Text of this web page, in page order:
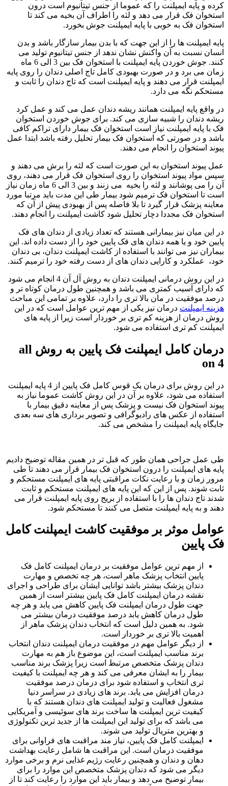
کرده و پایه ایمپلنت را که عموما از جنس تیتانیوم است درون
استخوان فک قرار می دهد و لثه را اطراف آن بخیه می کند تا
استخوان فک به خوبی با پایه ایمپلنت جوش بخورد.
پایه ایمپلنت ها را از این جهت که با بدن بیمار سازگار باشد و بدن
انسان نسبت به آن واکنش نشان ندهد از جنس تیتانیوم تولید می
کنند. جوش خوردن پایه ایمپلنت با استخوان فک بین 3 الی 6 ماه
زمان می برد و در صورت بهبودی کامل تاج اصلی دندان را روی پایه
ایمپلنت قرار می دهند و پایه ایمپلنت است که تاج دندان را ثابت و
مستحکم نگه می دارد.
در واقع پایه ایمپلنت همانند ریشه دندان عمل می کند و عمل کرد
ریشه دندان را شبیه سازی می کند. برای جوش خوردن استخوان
فک با پایه ایمپلنت نیاز است استخوان فک بیمار دارای تراکم کافی
باشد و در صورتی که استخوان فک بیمار تحلیل رفته باشد ابتدا عمل
پیوند استخوان را انجام می دهند.
عمل پیوند استخوان به این صورت است که لثه را برش می دهند و
سپس مواد پیوند استخوان را روی استخوان فک قرار می دهند، روی
آن را می پوشانند و لثه را بخیه می زنند و بین 3 الی 6 ماه زمان نیاز
است تا استخوان فک ترمیم شود بیمار طی این مدت باید مرتبا مورد
معاینه پزشک قرار گیرد تا بلا فاصله پس از بهبودی پیش از آن که
استخوان فک مجددا دچار تحلیل شود کاشت ایمپلنت را انجام دهند.
در این میان نیز بیمارانی هستند که تعداد زیادی از دندان های فک
پایین خود و یا همه دندان های فک پایین خود را از دست داده اند. این
بیماران نیز می توانند با استفاده از کاشت ایمپلنت دندان، بی دندان
خود، عملکرد و کارایی دندان های از دست رفته خود را ترمیم کنند.
در این روش درمانی ایمپلنت دندان به روش آل آن 4 انجام می شود
که دارای آسیب کمتری می باشد و همچنین طول درمان کوتاه تر و
درصد موفقیت در مان بالا تری را دارد، علاوه بر تمامی این مباحث
هزینه ایمپلنت درمان نیز یکی از مهم ترین عوامل است که در این
روش درمان از هزینه کم تری بر خوردار است زیرا از پایه های
ایمپلنت کم تری استفاده می شود.
درمان کامل ایمپلنت فک پایین به روش all
on 4
در این روش برای درمان یک قوس کامل فک پایین از 4 پایه ایمپلنت
استفاده می شود، علاوه بر آن در این روش کاشت عموما نیاز به
پیوند استخوان فک نیست و پزشک پس از معاینه دقیق بیمار با
استفاده از عکس های رادیوگرافی و تصویر برداری های سه بعدی
جایگاه پایه ایمپلنت را مشخص می کند.
طی عمل جراحی همان طور که قبل تر در همین مقاله توضیح دادیم
پایه های ایمپلنت را درون استخوان فک بیمار قرار می دهند تا طی
مرور زمان و با رعایت نکات مراقبتی پایه های ایمپلنت مستحکم و
ثابت شوند. پس از این که این پایه های ایمپلنت مستحکم و ثابت
شدند تاج دندان ها را با استفاده از بریج روی پایه ایمپلنت قرار می
دهند و به پایه ایمپلنت متصل می کنند تا مستحکم شود.
عوامل موثر بر موفقیت کاشت ایمپلنت کامل
فک پایین
از مهم ترین عوامل موفقیت بر درمان ایمپلنت کامل فک
پایین انتخاب پزشک ماهر است، هر چه تخصص و مهارت
دندان پزشک بیشتر باشد توانایی ایشان برای طراحی و اجرای
نقشه درمان ایمپلنت کامل فک پایین بیشتر است از همین
جهت طول درمان ایمپلنت فک پایین کاهش می یابد و هر چه
طول درمان کاهش یابد درصد موفقیت درمان بیشتر می
شود. به همین دلیل است که انتخاب دندان پزشک ماهر از
اهمیت بالا تری بر خوردار است.
از دیگر عوامل مهم در موفقیت درمان ایمپلنت دندان انتخاب
برند مناسب ایمپلنت است، این موضوع باز هم به مهارت
دندان پزشک متخصص مرتبط است زیرا پزشک برند مناسب
بیمار را به ایشان معرفی می کند و هر چه ایمپلنت با کیفیت
تری انتخاب و استفاده شود برای درمان درصد موفقیت
درمان افزایش می یابد. برند های زیادی در سراسر دنیا
مشغول فعالیت و تولید ایمپلنت های دندان هستند که با
کیفیت ترین ایمپلنت ها ساخت برند های سوئیسی و آمریکایی
می باشد که برای تولید این ایمپلنت ها از جدید ترین تکنولوژی
و بهترین متریال تولید می شوند.
ایمپلنت کامل فک پایین، نیاز مند مراقبت های فراوانی برای
موفقیت درمان است. این مراقبت ها شامل رعایت بهداشت
دهان و دندان و همچنین رعایت رژیم غذایی نرم و برخی موارد
دیگر می شود که دندان پزشک متخصص این موارد را برای
بیمار توضیح می دهد و بیمار باید این موارد را رعایت کند تا از